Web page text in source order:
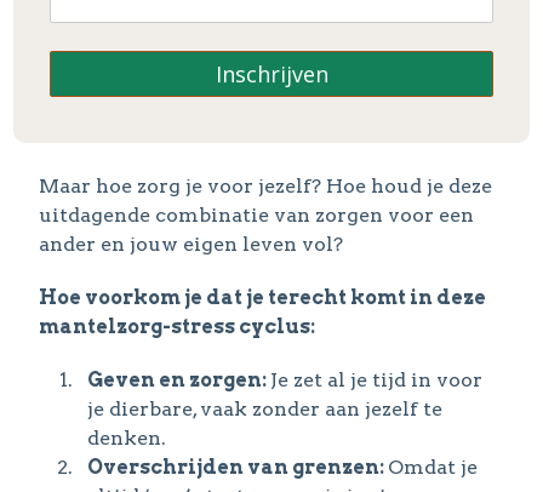
programma: Zelfzorg!
Ben je mantelzorger? Dan weet je als geen
ander hoe belangrijk het is om voor een ander
Maar hoe zorg je voor jezelf? Hoe houd je deze
uitdagende combinatie van zorgen voor een
ander en jouw eigen leven vol?
Hoe voorkom je dat je terecht komt in deze
mantelzorg-stress cyclus:
Geven en zorgen: Je zet al je tijd in voor
je dierbare, vaak zonder aan jezelf te
denken.
Overschrijden van grenzen: Omdat je
Inschrijven